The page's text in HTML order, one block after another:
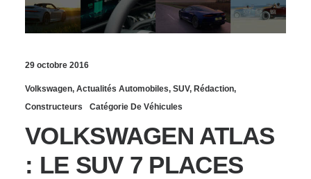
29 octobre 2016
Volkswagen, Actualités Automobiles, SUV, Rédaction,
Constructeurs
Catégorie De Véhicules
VOLKSWAGEN ATLAS
: LE SUV 7 PLACES